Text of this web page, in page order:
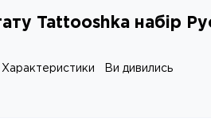
Tattooshka набір
Характеристики Ви дивились